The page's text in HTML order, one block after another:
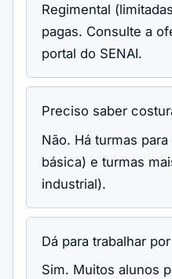
Regimental
pagas. Consulte a
portal do SENAI.
Preciso saber
Não. Há turmas
básica) e turmas
industrial).
Dá para trabalhar
Sim. Muitos alunos